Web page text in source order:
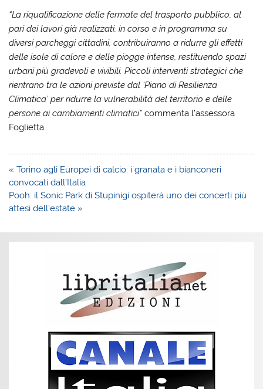
“La riqualificazione delle fermate del trasporto pubblico, al
pari dei lavori già realizzati, in corso e in programma su
diversi parcheggi cittadini, contribuiranno a ridurre gli effetti
delle isole di calore e delle piogge intense, restituendo spazi
urbani più gradevoli e vivibili. Piccoli interventi strategici che
rientrano tra le azioni previste dal ‘Piano di Resilienza
Climatica’ per ridurre la vulnerabilità del territorio e delle
persone ai cambiamenti climatici” commenta l’assessora
Foglietta.
Navigazione
articoli
« Torino agli Europei di calcio: i granata e i bianconeri
convocati dall’Italia
Pooh: il Sonic Park di Stupinigi ospiterà uno dei concerti più
attesi dell’estate »